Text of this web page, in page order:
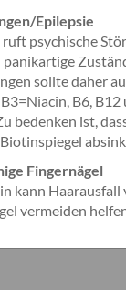
Epilepsie
psychische
sollte daher
B6, B12
bedenken ist,
Fingernägel
kann
vermeiden